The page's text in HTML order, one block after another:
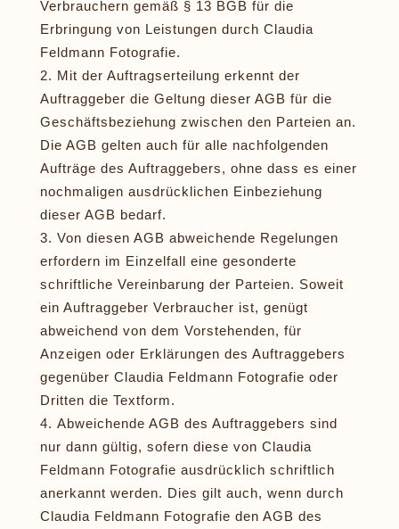
Verbrauchern gemäß § 13 BGB für die
Erbringung von Leistungen durch Claudia
Feldmann Fotografie.
Mit der Auftragserteilung erkennt der
Auftraggeber die Geltung dieser AGB für die
Geschäftsbeziehung zwischen den Parteien an.
Die AGB gelten auch für alle nachfolgenden
Aufträge des Auftraggebers, ohne dass es einer
nochmaligen ausdrücklichen Einbeziehung
dieser AGB bedarf.
Von diesen AGB abweichende Regelungen
erfordern im Einzelfall eine gesonderte
schriftliche Vereinbarung der Parteien. Soweit
ein Auftraggeber Verbraucher ist, genügt
abweichend von dem Vorstehenden, für
Anzeigen oder Erklärungen des Auftraggebers
gegenüber Claudia Feldmann Fotografie oder
Dritten die Textform.
Abweichende AGB des Auftraggebers sind
nur dann gültig, sofern diese von Claudia
Feldmann Fotografie ausdrücklich schriftlich
anerkannt werden. Dies gilt auch, wenn durch
Claudia Feldmann Fotografie den AGB des